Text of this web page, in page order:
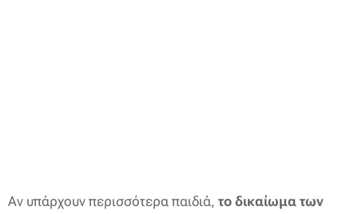
Αν υπάρχουν περισσότερα παιδιά, το δικαίωμα των